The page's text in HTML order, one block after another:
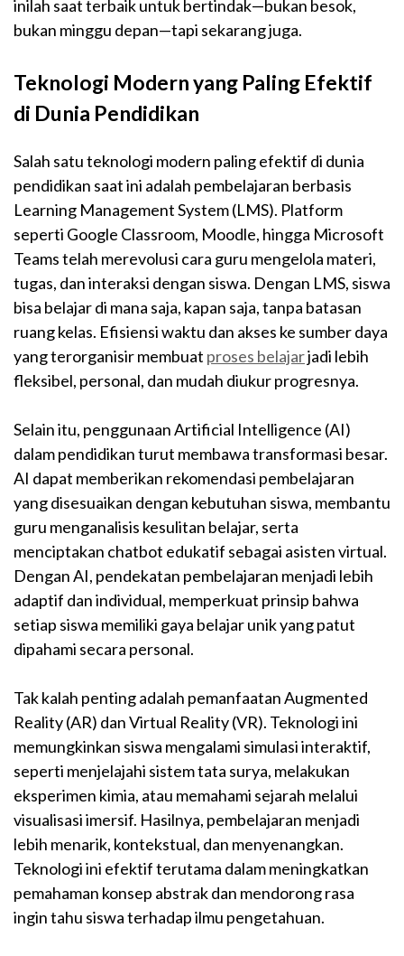
inilah saat terbaik untuk bertindak—bukan besok,
bukan minggu depan—tapi sekarang juga.
Teknologi Modern yang Paling Efektif
di Dunia Pendidikan
Salah satu teknologi modern paling efektif di dunia
pendidikan saat ini adalah pembelajaran berbasis
Learning Management System (LMS). Platform
seperti Google Classroom, Moodle, hingga Microsoft
Teams telah merevolusi cara guru mengelola materi,
tugas, dan interaksi dengan siswa. Dengan LMS, siswa
bisa belajar di mana saja, kapan saja, tanpa batasan
ruang kelas. Efisiensi waktu dan akses ke sumber daya
yang terorganisir membuat proses belajarjadi lebih
fleksibel, personal, dan mudah diukur progresnya.
Selain itu, penggunaan Artificial Intelligence (AI)
dalam pendidikan turut membawa transformasi besar.
AI dapat memberikan rekomendasi pembelajaran
yang disesuaikan dengan kebutuhan siswa, membantu
guru menganalisis kesulitan belajar, serta
menciptakan chatbot edukatif sebagai asisten virtual.
Dengan AI, pendekatan pembelajaran menjadi lebih
adaptif dan individual, memperkuat prinsip bahwa
setiap siswa memiliki gaya belajar unik yang patut
dipahami secara personal.
Tak kalah penting adalah pemanfaatan Augmented
Reality (AR) dan Virtual Reality (VR). Teknologi ini
memungkinkan siswa mengalami simulasi interaktif,
seperti menjelajahi sistem tata surya, melakukan
eksperimen kimia, atau memahami sejarah melalui
visualisasi imersif. Hasilnya, pembelajaran menjadi
lebih menarik, kontekstual, dan menyenangkan.
Teknologi ini efektif terutama dalam meningkatkan
pemahaman konsep abstrak dan mendorong rasa
ingin tahu siswa terhadap ilmu pengetahuan.